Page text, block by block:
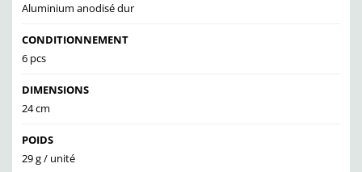
Aluminium anodisé dur
CONDITIONNEMENT
6 pcs
DIMENSIONS
24 cm
POIDS
29 g / unité